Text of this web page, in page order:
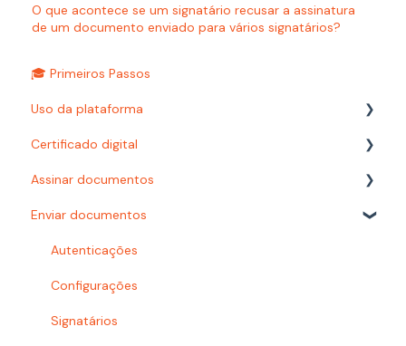
O que acontece se um signatário recusar a assinatura
de um documento enviado para vários signatários?
🎓 Primeiros Passos
Uso da plataforma
Relatórios
Configurações
Autenticações
Prazos
Busca
Organização e pastas
Certificado digital
Carimbo do tempo
Assinar documentos
Como assinar?
Certificado digital
Documentoscopia
Enviar documentos
Autenticações
Configurações
Signatários